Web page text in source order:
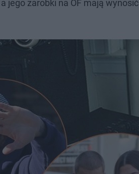
jego zarobki na OF mają wynosić